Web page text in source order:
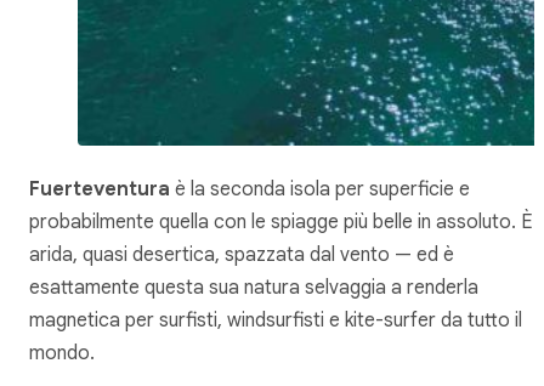
Fuerteventura è la seconda isola per superficie e
probabilmente quella con le spiagge più belle in assoluto. È
arida, quasi desertica, spazzata dal vento — ed è
esattamente questa sua natura selvaggia a renderla
magnetica per surfisti, windsurfisti e kite-surfer da tutto il
mondo.